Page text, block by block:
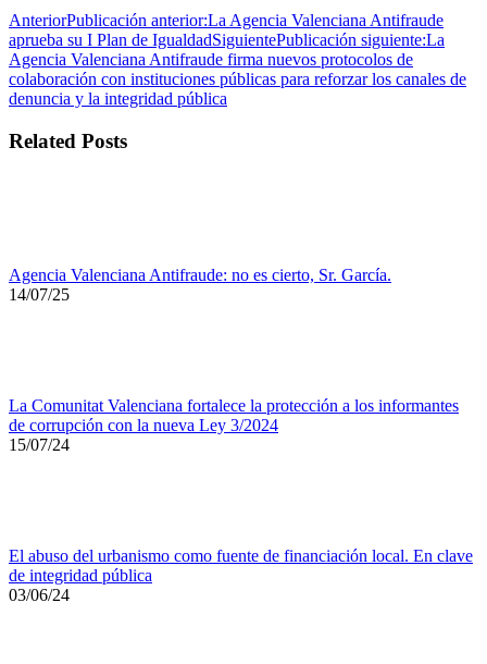
AnteriorPublicación anterior:La Agencia Valenciana Antifraude
aprueba su I Plan de IgualdadSiguientePublicación siguiente:La
Agencia Valenciana Antifraude firma nuevos protocolos de
colaboración con instituciones públicas para reforzar los canales de
denuncia y la integridad pública
Related Posts
Agencia Valenciana Antifraude: no es cierto, Sr. García.
14/07/25
La Comunitat Valenciana fortalece la protección a los informantes
de corrupción con la nueva Ley 3/2024
15/07/24
El abuso del urbanismo como fuente de financiación local. En clave
de integridad pública
03/06/24